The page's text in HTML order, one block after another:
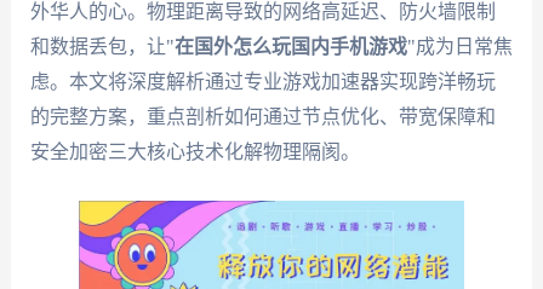
外华人的心。物理距离导致的网络高延迟、防火墙限制
和数据丢包，让"在国外怎么玩国内手机游戏"成为日常焦
虑。本文将深度解析通过专业游戏加速器实现跨洋畅玩
的完整方案，重点剖析如何通过节点优化、带宽保障和
安全加密三大核心技术化解物理隔阂。